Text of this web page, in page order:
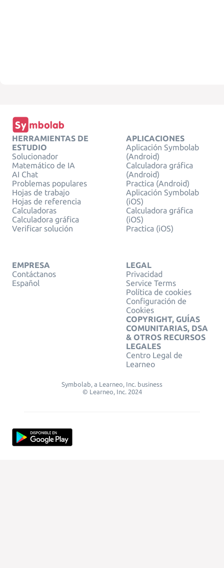
HERRAMIENTAS DE
ESTUDIO
Solucionador
Matemático de IA
AI Chat
Problemas populares
Hojas de trabajo
Hojas de referencia
Calculadoras
Calculadora gráfica
Verificar solución
APLICACIONES
Aplicación Symbolab
(Android)
Calculadora gráfica
(Android)
Practica (Android)
Aplicación Symbolab
(iOS)
Calculadora gráfica
(iOS)
Practica (iOS)
EMPRESA
Contáctanos
Español
LEGAL
Privacidad
Service Terms
Política de cookies
Configuración de
Cookies
COPYRIGHT, GUÍAS
COMUNITARIAS, DSA
& OTROS RECURSOS
LEGALES
Centro Legal de
Learneo
Symbolab, a Learneo, Inc. business
© Learneo, Inc. 2024